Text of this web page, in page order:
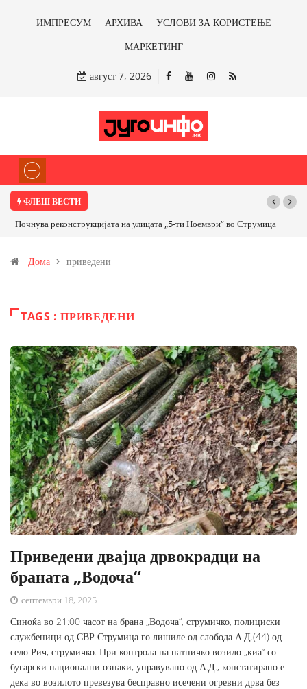
ИМПРЕСУМ АРХИВА
УСЛОВИ ЗА КОРИСТЕЊЕ
МАРКЕТИНГ
август 7, 2026
ФЛЕШ ВЕСТИ
Почнува реконструкцијата на улицата „5-ти Ноември“ во Струмица
Дома приведени
TAGS : ПРИВЕДЕНИ
Приведени двајца дрвокрадци на
браната „Водоча“
септември 18, 2025
Синоќа во 21:00 часот на брана „Водоча“, струмичко, полициски
службеници од СВР Струмица го лишиле од слобода А.Д.(44) од
село Рич, струмичко. При контрола на патничко возило „киа“ со
бугарски национални ознаки, управувано од А.Д., констатирано е
дека во возилото превезува бесправно исечени огревни дрва без